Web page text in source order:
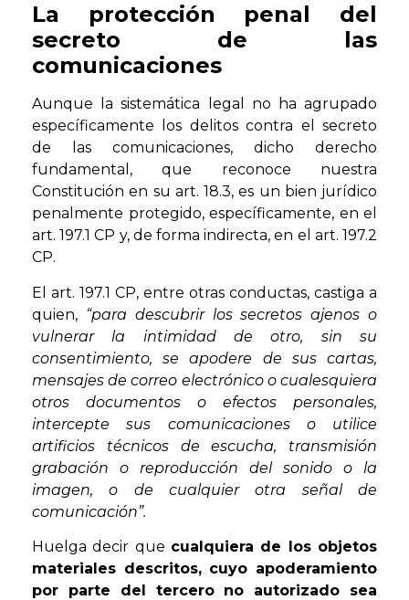
La protección penal del
secreto de las
comunicaciones
Aunque la sistemática legal no ha agrupado
específicamente los delitos contra el secreto
de las comunicaciones, dicho derecho
fundamental, que reconoce nuestra
Constitución en su art. 18.3, es un bien jurídico
penalmente protegido, específicamente, en el
art. 197.1 CP y, de forma indirecta, en el art. 197.2
CP.
El art. 197.1 CP, entre otras conductas, castiga a
quien, “para descubrir los secretos ajenos o
vulnerar la intimidad de otro, sin su
consentimiento, se apodere de sus cartas,
mensajes de correo electrónico o cualesquiera
otros documentos o efectos personales,
intercepte sus comunicaciones o utilice
artificios técnicos de escucha, transmisión
grabación o reproducción del sonido o la
imagen, o de cualquier otra señal de
comunicación”.
Huelga decir que cualquiera de los objetos
materiales descritos, cuyo apoderamiento
por parte del tercero no autorizado sea